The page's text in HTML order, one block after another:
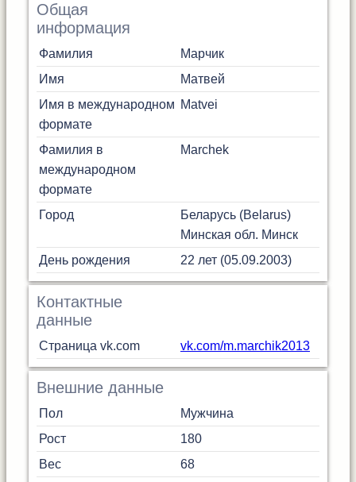
Общая
информация
Фамилия
Марчик
Имя
Матвей
Имя в международном
формате
Matvei
Фамилия в
международном
формате
Marchek
Город
Беларусь (Belarus)
Минская обл. Минск
День рождения
22 лет (05.09.2003)
Контактные
данные
Страница vk.com vk.com/m.marchik2013
Внешние данные
Пол
Мужчина
Рост
180
Вес
68